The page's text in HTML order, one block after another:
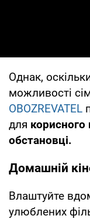
Однак,
можливості
OBOZREVATEL
для
обстановці.
Домашній
Влаштуйте
улюблених